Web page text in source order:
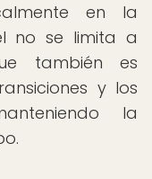
en la
no se limita a
también es
y los
la